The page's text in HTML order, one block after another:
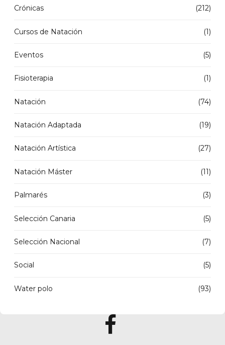
Crónicas (212)
Cursos de Natación (1)
Eventos (5)
Fisioterapia (1)
Natación (74)
Natación Adaptada (19)
Natación Artística (27)
Natación Máster (11)
Palmarés (3)
Selección Canaria (5)
Selección Nacional (7)
Social (5)
Water polo (93)